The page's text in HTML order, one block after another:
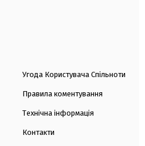
Угода Користувача Спільноти
Правила коментування
Технічна інформація
Контакти